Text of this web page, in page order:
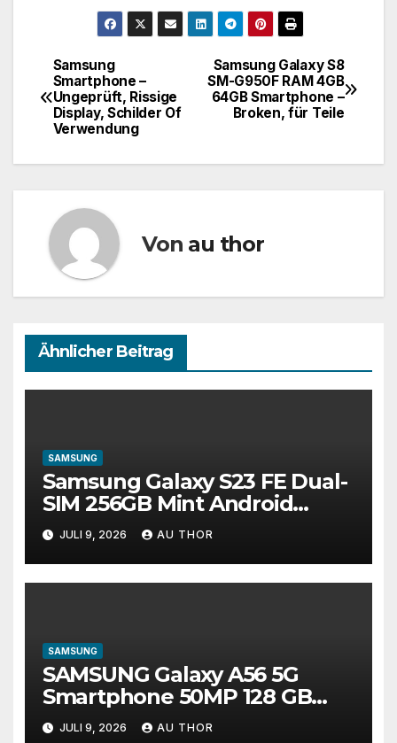
Beitragsnavigation
Samsung Galaxy S8
SM-G950F RAM 4GB
64GB Smartphone –
Broken, für Teile
Samsung
Smartphone –
Ungeprüft, Rissige
Display, Schilder Of
Verwendung
Von au thor
Ähnlicher Beitrag
SAMSUNG
Samsung Galaxy S23 FE Dual-
SIM 256GB Mint Android
Smartphone gut
JULI 9, 2026 AU THOR
SAMSUNG
SAMSUNG Galaxy A56 5G
Smartphone 50MP 128 GB
6,7″ Graphite NEU
JULI 9, 2026 AU THOR